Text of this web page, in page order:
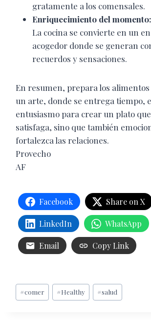
gratamente a los comensales.
Enriquecimiento del momento:
La cocina se convierte en un
acogedor donde se generan
recuerdos y sensaciones.
En resumen, prepara los alimentos
un arte, donde se entrega tiempo,
entusiasmo para crear un plato
satisfaga, sino que también
fortalezca las relaciones.
Provecho
AF
Facebook Share on X
LinkedIn WhatsApp
Email Copy Link
Etiquetas
de
#comer #Healthy #salud